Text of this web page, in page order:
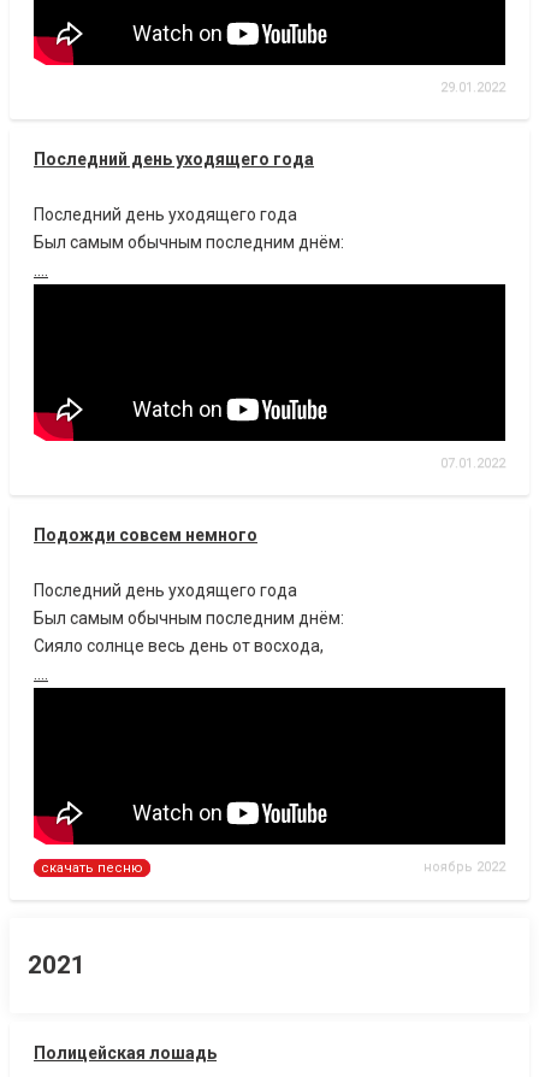
29.01.2022
Последний день уходящего года
Последний день уходящего года
Был самым обычным последним днём:
07.01.2022
Подожди совсем немного
Последний день уходящего года
Был самым обычным последним днём:
Сияло солнце весь день от восхода,
скачать песню ноябрь 2022
2021
Полицейская лошадь